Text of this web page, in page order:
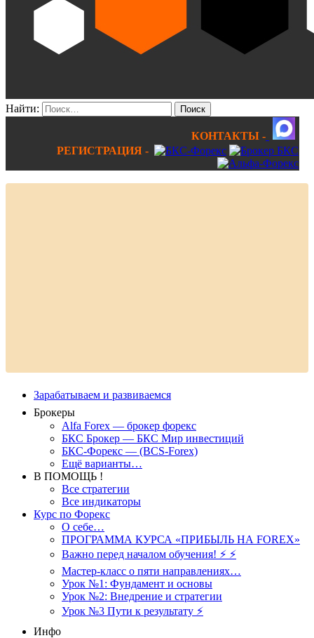
Найти:
КОНТАКТЫ -
РЕГИСТРАЦИЯ -
Зарабатываем и развиваемся
Брокеры
Alfa Forex — брокер форекс
БКС Брокер — БКС Мир инвестиций
БКС-Форекс — (BCS-Forex)
Ещё варианты…
В ПОМОЩЬ !
Все стратегии
Все индикаторы
Курс по Форекс
О себе…
ПРОГРАММА КУРСА «ПРИБЫЛЬ НА FOREX»
Важно перед началом обучения! ⚡ ⚡
Мастер-класс о пяти направлениях…
Урок №1: Фундамент и основы
Урок №2: Внедрение и стратегии
Урок №3 Пути к результату ⚡️
Инфо